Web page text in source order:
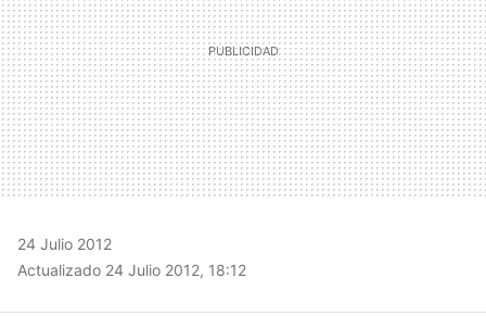
24 Julio 2012
Actualizado 24 Julio 2012, 18:12